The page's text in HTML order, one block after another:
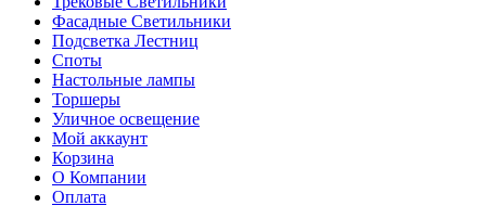
Фасадные Светильники
Подсветка Лестниц
Споты
Настольные лампы
Торшеры
Уличное освещение
Мой аккаунт
Корзина
О Компании
Оплата